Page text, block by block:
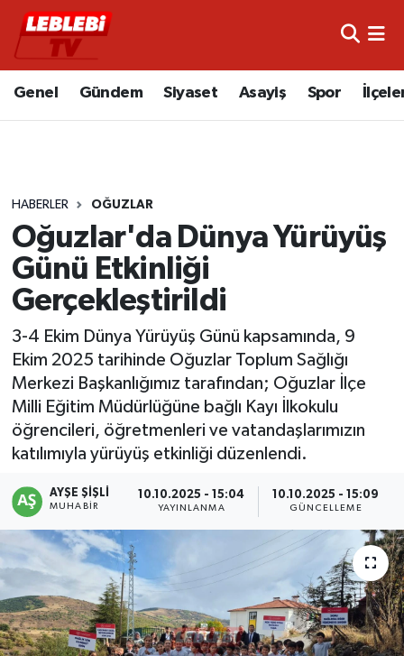
Genel Gündem Siyaset Asayiş Spor
HABERLER OĞUZLAR
Oğuzlar'da Dünya Yürüyüş
Günü Etkinliği
Gerçekleştirildi
3-4 Ekim Dünya Yürüyüş Günü kapsamında, 9
Ekim 2025 tarihinde Oğuzlar Toplum Sağlığı
Merkezi Başkanlığımız tarafından; Oğuzlar İlçe
Milli Eğitim Müdürlüğüne bağlı Kayı İlkokulu
öğrencileri, öğretmenleri ve vatandaşlarımızın
katılımıyla yürüyüş etkinliği düzenlendi.
AYŞE ŞIŞLI
MUHABIR
10.10.2025 - 15:04
YAYINLANMA
10.10.2025 - 15:09
GÜNCELLEME
Hava Durumu
Süper Lig Puan Durumu ve Fikstür
Tüm Manşetler
Son Dakika Haberleri
Haber Arşivi